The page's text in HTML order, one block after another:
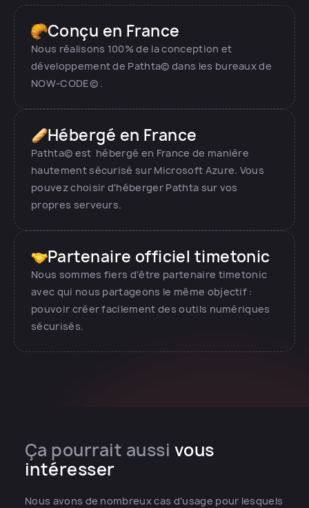
Conçu en France
Nous réalisons 100% de la conception et
développement de Pathta© dans les bureaux de
NOW-CODE© .
Hébergé en France
Pathta© est hébergé en France de manière
hautement sécurisé sur Microsoft Azure. Vous
pouvez choisir d'héberger Pathta sur vos
propres serveurs.
Partenaire officiel timetonic
Nous sommes fiers d'être partenaire timetonic
avec qui nous partageons le même objectif :
pouvoir créer facilement des outils numériques
sécurisés.
Ça pourrait aussi vous
intéresser
Nous avons de nombreux cas d'usage pour lesquels